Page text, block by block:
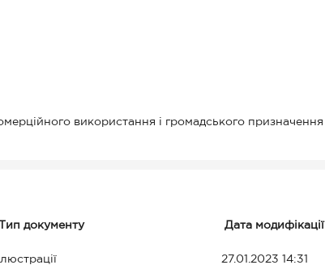
використання і громадського призначення
Тип документу Дата модифікації
Ілюстрації 27.01.2023 14:31